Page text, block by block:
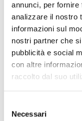
annunci, per
analizzare il nostro
informazioni sul
nostri partner che
pubblicità e social
con altre
raccolto dal suo
delNecessari
canale di Santo
San Clemente,
un tratto di 500 metri.
Il terzo giorno,4
impegnativa prova
convegno sul